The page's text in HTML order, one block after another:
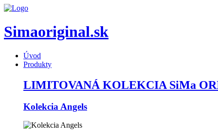
Simaoriginal.sk
Úvod
Produkty
LIMITOVANÁ KOLEKCIA SiMa
Kolekcia Angels